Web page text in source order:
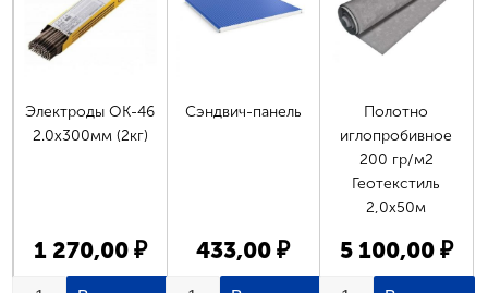
Электроды ОК-46
2.0х300мм (2кг)
1 270,00 ₽
Сэндвич-панель
433,00 ₽
Полотно
иглопробивное
200 гр/м2
Геотекстиль
2,0х50м
5 100,00 ₽